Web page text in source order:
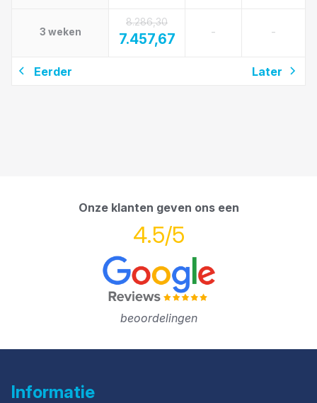
3 weken
8.286,30
7.457,67 - -
Eerder Later
Onze klanten geven ons een
4.5/5
beoordelingen
Informatie